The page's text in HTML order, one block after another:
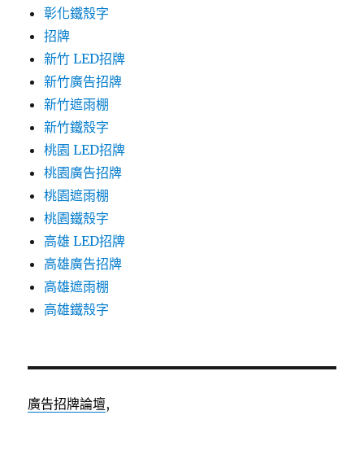
彰化鐵殼字
招牌
新竹 LED招牌
新竹廣告招牌
新竹遮雨棚
新竹鐵殼字
桃園 LED招牌
桃園廣告招牌
桃園遮雨棚
桃園鐵殼字
高雄 LED招牌
高雄廣告招牌
高雄遮雨棚
高雄鐵殼字
廣告招牌論壇,